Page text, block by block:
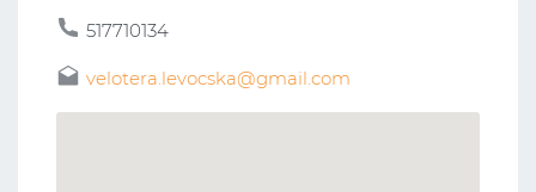
517710134
velotera.levocska@gmail.com